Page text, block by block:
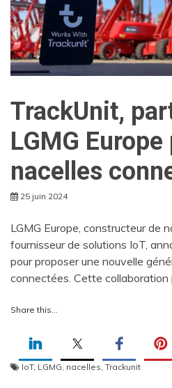
TrackUnit,
LGMG
nacelles
25 juin 2024
LGMG Europe, constructeur de
fournisseur de solutions IoT,
pour proposer une nouvelle
connectées. Cette collaboration
Share this...
IoT, LGMG, nacelles, Trackunit